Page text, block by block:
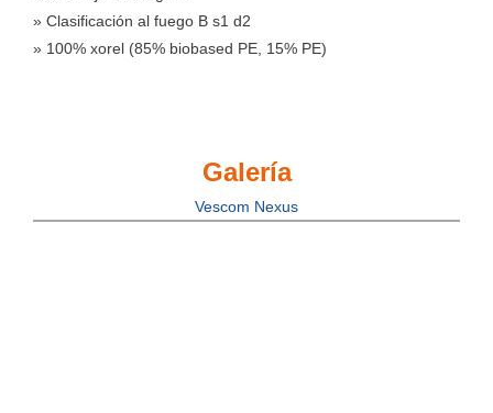
» Clasificación al fuego B s1 d2
» 100% xorel (85% biobased PE, 15% PE)
Galería
Vescom Nexus